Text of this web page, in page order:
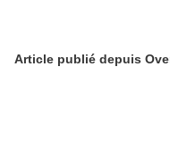
Article